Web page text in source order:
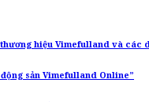
hiệu Vimefulland và các
sản Vimefulland Online”